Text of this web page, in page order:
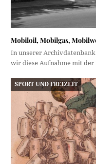
Mobiloil, Mobilgas,
In unserer
wir diese Aufnahme mit
SPORT UND FREIZEIT